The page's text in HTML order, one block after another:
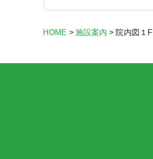
HOME > 施設案内 > 院内図１F